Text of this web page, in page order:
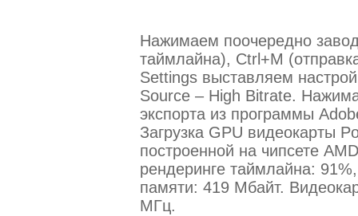
Нажимаем поочередно
таймлайна), Ctrl+M
Settings выставляем
Source – High Bitrate.
экспорта из программы
Загрузка GPU видеокарты
построенной на чипсете
рендеринге таймлайна:
памяти: 419 Мбайт.
МГц.